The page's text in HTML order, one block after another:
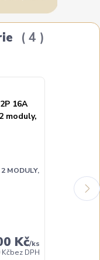
4
MODULY,
Kč/ks
bez DPH
2PÓL, 25A